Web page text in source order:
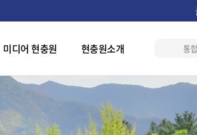
미디어 현충원 현충원소개